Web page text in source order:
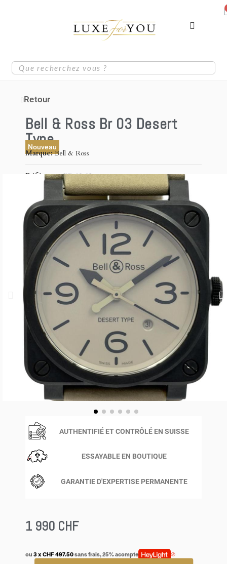
Retour
Bell & Ross Br 03 Desert
Type
Nouveau
Marque Bell & Ross
Référence BR 03-92
AUTHENTIFIÉ ET CONTRÔLÉ EN SUISSE
ESSAYABLE EN BOUTIQUE
GARANTIE D'EXPERTISE PERMANENTE
1 990 CHF
ou 3 x CHF 497.50sans frais, 25% acompte